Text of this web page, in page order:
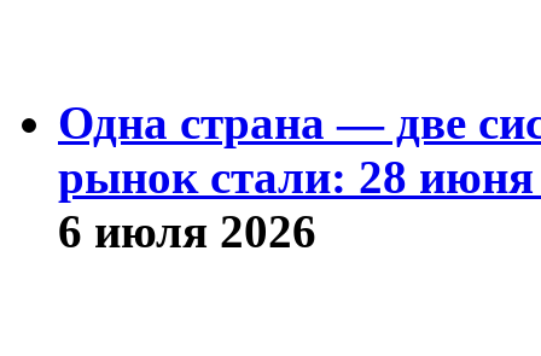
Одна страна — две
рынок стали: 28
6 июля 2026